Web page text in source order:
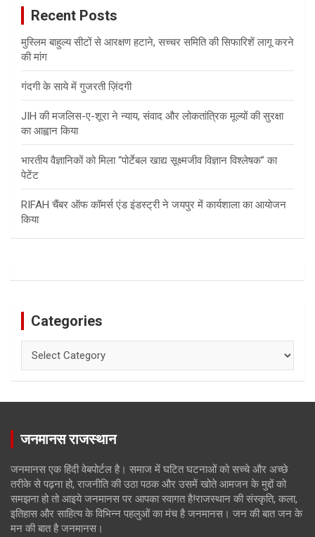
Recent Posts
मुस्लिम बाहुल्य सीटों से आरक्षण हटाने, सच्चर समिति की सिफारिशें लागू करने
की मांग
गंदगी के साये में गुजरती ज़िंदगी
JIH की मजलिस-ए-शूरा ने न्याय, संवाद और लोकतांत्रिक मूल्यों की सुरक्षा
का आह्वान किया
भारतीय वैज्ञानिकों को मिला “पोर्टेबल खाद्य सूक्ष्मजीव विज्ञान विश्लेषक” का
पेटेंट
RIFAH चैंबर ऑफ कॉमर्स एंड इंडस्ट्री ने जयपुर में कार्यशाला का आयोजन
किया
Categories
जनमानस राजस्थान
जनमानस एक हिंदी वेबपोर्टल है। समाज में घटित घटनाओं को सच्चे और अच्छे
तरीके से पढ़ना हो, राजनीति की उठा पठक और उसमें खोते आमजन के मुद्दों को
समझना हो तो आइये जनमानस पर आपका स्वागत है!राजस्थान की संस्कृति, कला,
इतिहास और साहित्य के विभिन्न पहलुओं का मंच है जनमानस। जन की बात जन के
मन की बात है जनमानस।